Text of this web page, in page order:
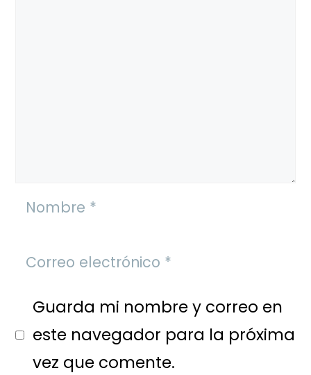
Guarda mi nombre y correo en
este navegador para la próxima
vez que comente.